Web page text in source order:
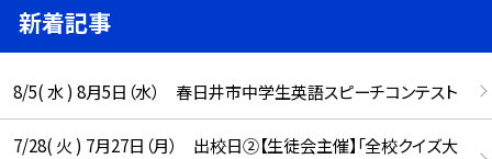
新着記事
8/5( 水 ) 8月5日（水） 春日井市中学生英語スピーチコンテスト
7/28( 火 ) 7月27日（月） 出校日②【生徒会主催】「全校クイズ大